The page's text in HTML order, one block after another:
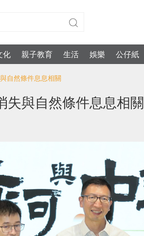
化 親子教育 生活 娛樂 公仔紙
自然條件息息相關
失與自然條件息息相關